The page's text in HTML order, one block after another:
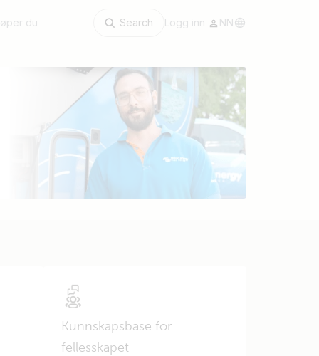
du Search Logg inn NN
Kunnskapsbase for
fellesskapet